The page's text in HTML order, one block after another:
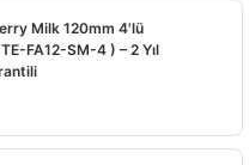
Milk 120mm 4'lü
FA12-SM-4 ) – 2 Yıl